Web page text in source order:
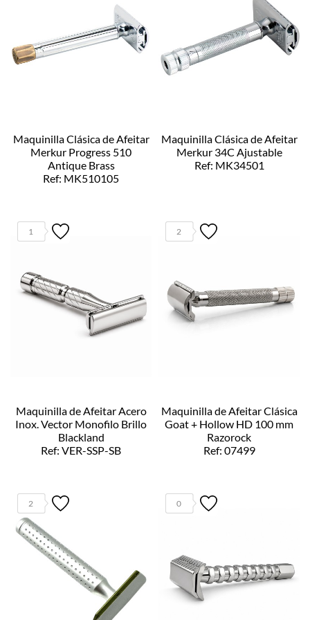
Maquinilla Clásica de Afeitar
Merkur Progress 510
Antique Brass
Ref: MK510105
Maquinilla Clásica de Afeitar
Merkur 34C Ajustable
Ref: MK34501
1
Maquinilla de Afeitar Acero
Inox. Vector Monofilo Brillo
Blackland
Ref: VER-SSP-SB
2
Maquinilla de Afeitar Clásica
Goat + Hollow HD 100 mm
Razorock
Ref: 07499
2 0